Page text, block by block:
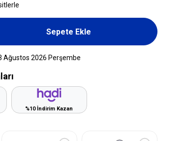
Ağustos 2026 Perşembe
%10 İndirim Kazan